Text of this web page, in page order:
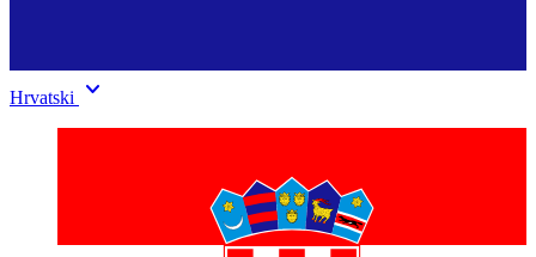
Hrvatski keyboard_arrow_down